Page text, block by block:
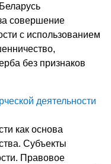
совершение
с использованием
без признаков
деятельности
как основа
Субъекты
Правовое